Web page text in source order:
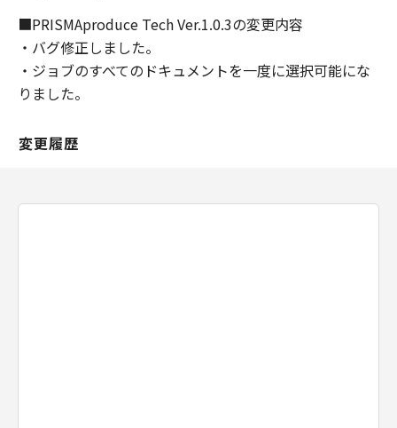
変更することがあり、本ソフトウエア製品の機
能、性能及び品質が乙の特定目的に適合するこ
とを、明示たると黙示たるとを問わず何らの保
証もなさないものとします。
を含めて、本契約に定める以外の全ての保証を
ったいかなる損害（収入または利益の逸失を含
■PRISMAproduce Tech Ver.1.0.3の変更内容
・バグ修正しました。
・ジョブのすべてのドキュメントを一度に選択可能にな
りました。
変更履歴